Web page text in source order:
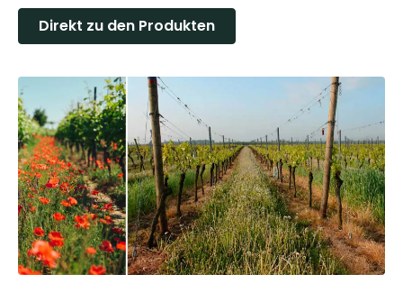
Direkt zu den Produkten